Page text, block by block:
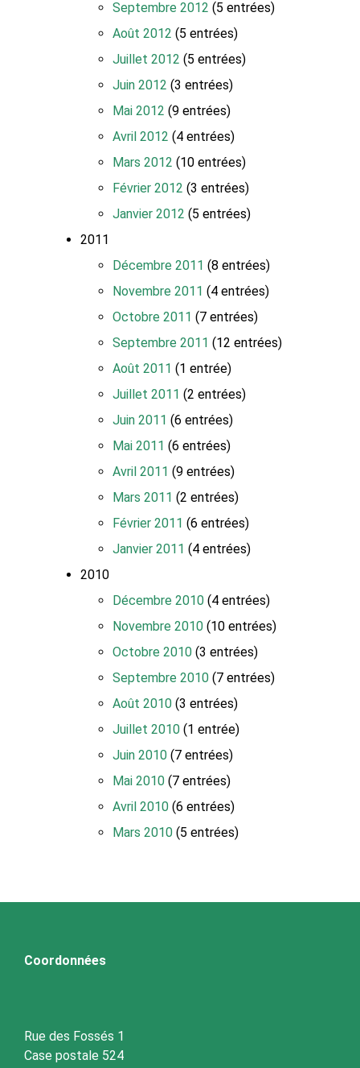
Septembre 2012 (5 entrées)
Août 2012 (5 entrées)
Juillet 2012 (5 entrées)
Juin 2012 (3 entrées)
Mai 2012 (9 entrées)
Avril 2012 (4 entrées)
Mars 2012 (10 entrées)
Février 2012 (3 entrées)
Janvier 2012 (5 entrées)
2011
Décembre 2011 (8 entrées)
Novembre 2011 (4 entrées)
Octobre 2011 (7 entrées)
Septembre 2011 (12 entrées)
Août 2011 (1 entrée)
Juillet 2011 (2 entrées)
Juin 2011 (6 entrées)
Mai 2011 (6 entrées)
Avril 2011 (9 entrées)
Mars 2011 (2 entrées)
Février 2011 (6 entrées)
Janvier 2011 (4 entrées)
2010
Décembre 2010 (4 entrées)
Novembre 2010 (10 entrées)
Octobre 2010 (3 entrées)
Septembre 2010 (7 entrées)
Août 2010 (3 entrées)
Juillet 2010 (1 entrée)
Juin 2010 (7 entrées)
Mai 2010 (7 entrées)
Avril 2010 (6 entrées)
Mars 2010 (5 entrées)
Coordonnées
Rue des Fossés 1
Case postale 524